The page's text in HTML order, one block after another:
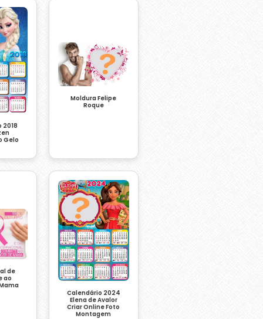
2018
Gelo
Moldura Felipe
Roque
de
ao
Calendário 2024
Elena de Avalor
Criar Online Foto
Montagem